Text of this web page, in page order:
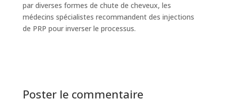
par diverses formes de chute de cheveux, les
médecins spécialistes recommandent des injections
de PRP pour inverser le processus.
Poster le commentaire